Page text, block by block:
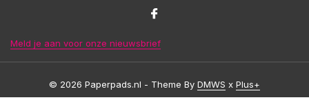
Meld je aan voor onze nieuwsbrief
© 2026 Paperpads.nl - Theme By DMWS x Plus+